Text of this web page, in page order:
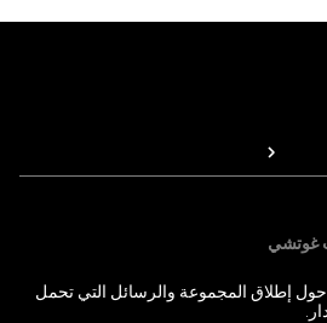
غوتشي
إطلاق المجموعة والرسائل التي تحمل